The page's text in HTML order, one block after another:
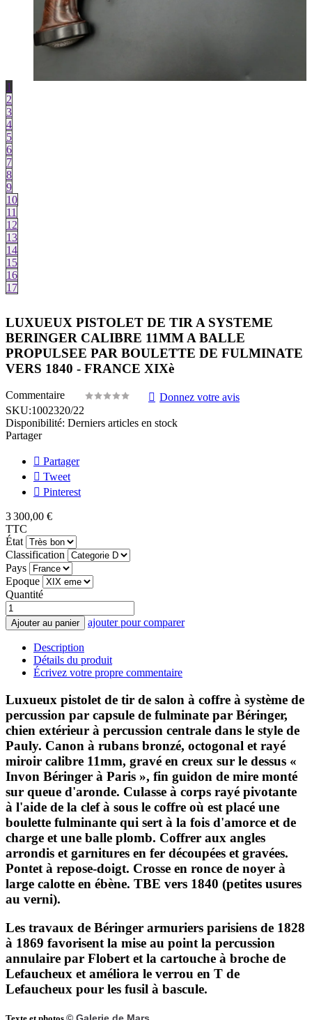
1
2
3
4
5
6
7
8
9
10
11
12
13
14
15
16
17
LUXUEUX PISTOLET DE TIR A SYSTEME
BERINGER CALIBRE 11MM A BALLE
PROPULSEE PAR BOULETTE DE FULMINATE
VERS 1840 - FRANCE XIXè
Commentaire
Donnez votre avis
SKU:1002320/22
Disponibilité: Derniers articles en stock
Partager
Partager
Tweet
Pinterest
3 300,00 €
TTC
État
Classification
Pays
Epoque
Quantité
Ajouter au panier ajouter pour comparer
Description
Détails du produit
Écrivez votre propre commentaire
Luxueux pistolet de tir de salon à coffre à système de
percussion par capsule de fulminate par Béringer,
chien extérieur à percussion centrale dans le style de
Pauly. Canon à rubans bronzé, octogonal et rayé
miroir calibre 11mm, gravé en creux sur le dessus «
Invon Béringer à Paris », fin guidon de mire monté
sur queue d'aronde. Culasse à corps rayé pivotante
à l'aide de la clef à sous le coffre où est placé une
boulette fulminante qui sert à la fois d'amorce et de
charge et une balle plomb. Coffrer aux angles
arrondis et garnitures en fer découpées et gravées.
Pontet à repose-doigt. Crosse en ronce de noyer à
large calotte en ébène. TBE vers 1840 (petites usures
au verni).
Les travaux de Béringer armuriers parisiens de 1828
à 1869 favorisent la mise au point la percussion
annulaire par Flobert et la cartouche à broche de
Lefaucheux et améliora le verrou en T de
Lefaucheux pour les fusil à bascule.